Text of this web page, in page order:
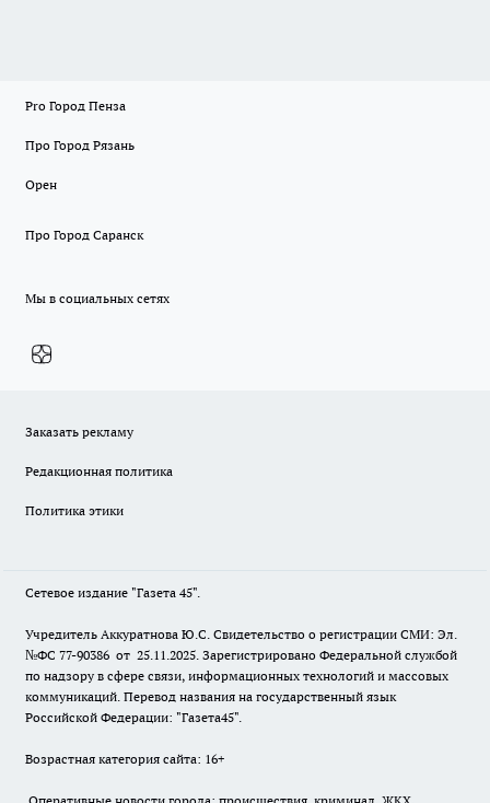
Pro Город Пенза
Про Город Рязань
Орен
Про Город Саранск
Мы в социальных сетях
Заказать рекламу
Редакционная политика
Политика этики
Сетевое издание "Газета 45".
Учредитель Аккуратнова Ю.С. Свидетельство о регистрации СМИ: Эл.
№ФС 77-90386 от 25.11.2025. Зарегистрировано Федеральной службой
по надзору в сфере связи, информационных технологий и массовых
коммуникаций. Перевод названия на государственный язык
Российской Федерации: "Газета45".
Возрастная категория сайта: 16+